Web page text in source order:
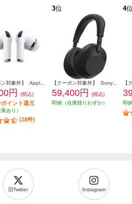
円 (税込)
イント還元
あり）
(18件)
3位
59,400円
(税込)
即納（在庫残りわずか）
4
即
旧Twitter Instagram